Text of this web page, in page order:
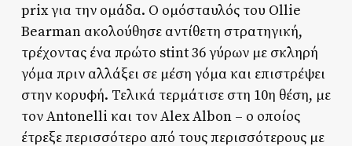
prix για την ομάδα. Ο ομόσταυλός του Ollie
Bearman ακολούθησε αντίθετη στρατηγική,
τρέχοντας ένα πρώτο stint 36 γύρων με σκληρή
γόμα πριν αλλάξει σε μέση γόμα και επιστρέψει
στην κορυφή. Τελικά τερμάτισε στη 10η θέση, με
τον Antonelli και τον Alex Albon – ο οποίος
έτρεξε περισσότερο από τους περισσότερους με